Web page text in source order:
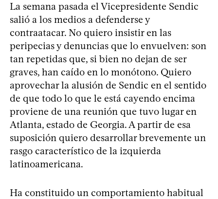
La semana pasada el Vicepresidente Sendic
salió a los medios a defenderse y
contraatacar. No quiero insistir en las
peripecias y denuncias que lo envuelven: son
tan repetidas que, si bien no dejan de ser
graves, han caído en lo monótono. Quiero
aprovechar la alusión de Sendic en el sentido
de que todo lo que le está cayendo encima
proviene de una reunión que tuvo lugar en
Atlanta, estado de Georgia. A partir de esa
suposición quiero desarrollar brevemente un
rasgo característico de la izquierda
latinoamericana.
Ha constituido un comportamiento habitual